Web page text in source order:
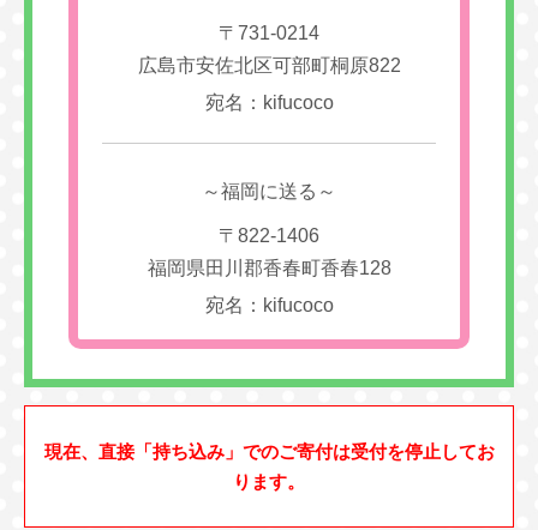
〒731-0214
広島市安佐北区可部町桐原822
宛名：kifucoco
～福岡に送る～
〒822-1406
福岡県田川郡香春町香春128
宛名：kifucoco
現在、直接「持ち込み」でのご寄付は受付を停止してお
ります。